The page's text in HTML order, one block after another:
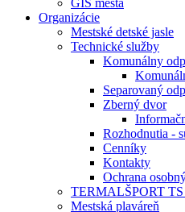
GIS mesta
Organizácie
Mestské detské jasle
Technické služby
Komunálny
Separovaný
Zberný dvor
Rozhodnutia -
Cenníky
Kontakty
Ochrana
TERMALŠPORT TS
Mestská plaváreň